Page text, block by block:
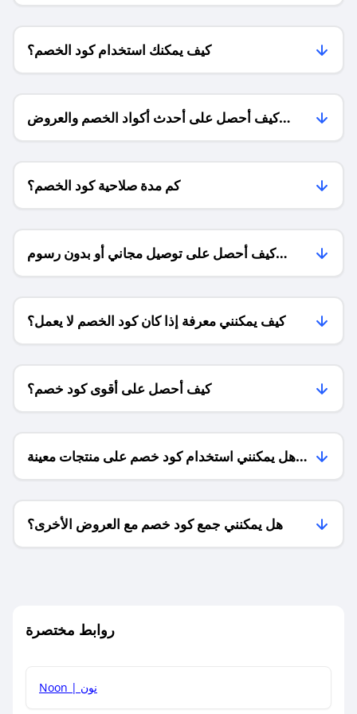
كيف يمكنك استخدام كود الخصم؟
كيف أحصل على أحدث أكواد الخصم والعروض
للمتاجر؟
كم مدة صلاحية كود الخصم؟
كيف أحصل على توصيل مجاني أو بدون رسوم
الشحن ؟
كيف يمكنني معرفة إذا كان كود الخصم لا يعمل؟
كيف أحصل على أقوى كود خصم؟
هل يمكنني استخدام كود خصم على منتجات معينة
فقط؟
هل يمكنني جمع كود خصم مع العروض الأخرى؟
روابط مختصرة
Noon | نون